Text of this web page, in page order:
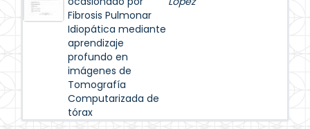
Fibrosis Pulmonar
Idiopática mediante
aprendizaje
profundo en
imágenes de
Tomografía
Computarizada de
tórax